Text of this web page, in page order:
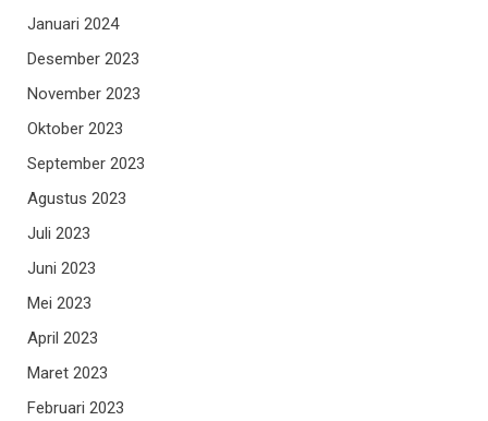
Januari 2024
Desember 2023
November 2023
Oktober 2023
September 2023
Agustus 2023
Juli 2023
Juni 2023
Mei 2023
April 2023
Maret 2023
Februari 2023